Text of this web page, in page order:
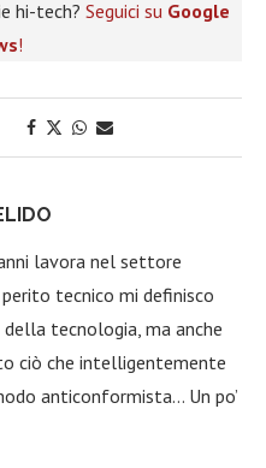
hi-tech? Seguici su Google
!
lavora nel settore
tecnico mi definisco
tecnologia, ma anche
ciò che intelligentemente
anticonformista… Un po’